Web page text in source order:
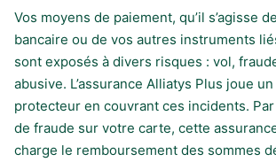
Vos moyens de paiement, qu’il s’agisse
bancaire ou de vos autres instruments
sont exposés à divers risques : vol,
abusive. L’assurance Alliatys Plus joue
protecteur en couvrant ces incidents.
de fraude sur votre carte, cette
charge le remboursement des sommes